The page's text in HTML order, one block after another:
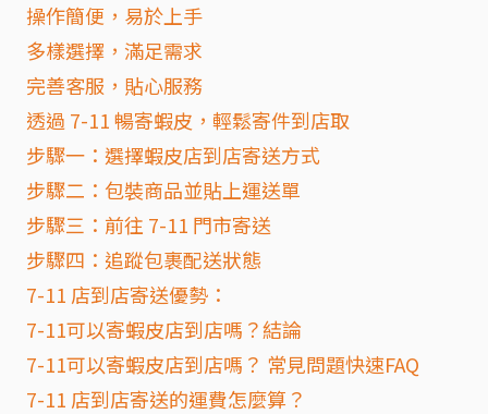
操作簡便，易於上手
多樣選擇，滿足需求
完善客服，貼心服務
透過 7-11 暢寄蝦皮，輕鬆寄件到店取
步驟一：選擇蝦皮店到店寄送方式
步驟二：包裝商品並貼上運送單
步驟三：前往 7-11 門市寄送
步驟四：追蹤包裹配送狀態
7-11 店到店寄送優勢：
7-11可以寄蝦皮店到店嗎？結論
7-11可以寄蝦皮店到店嗎？ 常見問題快速FAQ
7-11 店到店寄送的運費怎麼算？